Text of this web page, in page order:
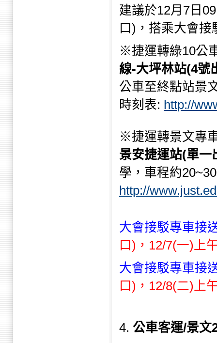
建議於12月7日
口)，搭乘大會
※捷運轉綠10公
線-大坪林站(4號
公車至終點站景
時刻表: http://
※捷運轉景文專
景安捷運站(單一
學，車程約
http://
大會接駁專車接
口)，12/7(一)上
大會接駁專車接
口)，12/8(二)上
4. 公車客運/景文